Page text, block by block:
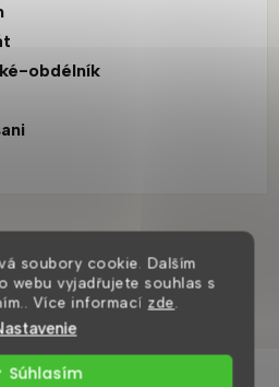
soubory cookie. Dalším
webu vyjadřujete souhlas s
Více informací zde.
Súhlasím
obdélník
vám také líbit